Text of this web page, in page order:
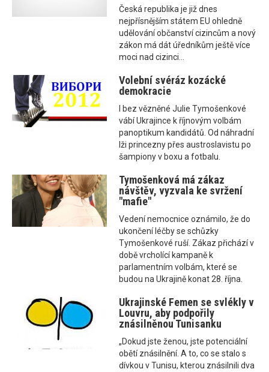
Česká republika je již dnes
nejpřísnějším státem EU ohledně
udělování občanství cizincům a nový
zákon má dát úředníkům ještě více
moci nad cizinci...
Volební svéráz kozácké
demokracie
I bez vězněné Julie Tymošenkové
vábí Ukrajince k říjnovým volbám
panoptikum kandidátů. Od náhradní
lži princezny přes austroslavistu po
šampiony v boxu a fotbalu.
Tymošenková má zákaz
návštěv, vyzvala ke svržení
"mafie"
Vedení nemocnice oznámilo, že do
ukončení léčby se schůzky
Tymošenkové ruší. Zákaz přichází v
době vrcholící kampaně k
parlamentním volbám, které se
budou na Ukrajině konat 28. října.
Ukrajinské Femen se svlékly v
Louvru, aby podpořily
znásilněnou Tunisanku
„Dokud jste ženou, jste potenciální
obětí znásilnění. A to, co se stalo s
dívkou v Tunisu, kterou znásilnili dva